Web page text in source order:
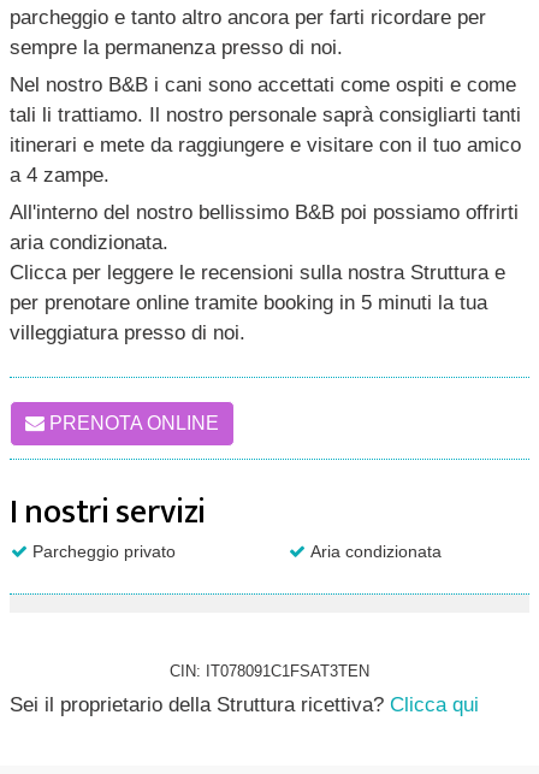
parcheggio e tanto altro ancora per farti ricordare per
sempre la permanenza presso di noi.
Nel nostro B&B i cani sono accettati come ospiti e come
tali li trattiamo. Il nostro personale saprà consigliarti tanti
itinerari e mete da raggiungere e visitare con il tuo amico
a 4 zampe.
All'interno del nostro bellissimo B&B poi possiamo offrirti
aria condizionata.
Clicca per leggere le recensioni sulla nostra Struttura e
per prenotare online tramite booking in 5 minuti la tua
villeggiatura presso di noi.
PRENOTA ONLINE
I nostri servizi
Parcheggio privato Aria condizionata
CIN: IT078091C1FSAT3TEN
Sei il proprietario della Struttura ricettiva? Clicca qui